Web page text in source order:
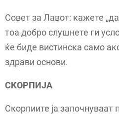
Совет за Лавот: кажете
тоа добро слушнете ги
ќе биде вистинска само
здрави основи.
СКОРПИЈА
Скорпиите ја започнуваат